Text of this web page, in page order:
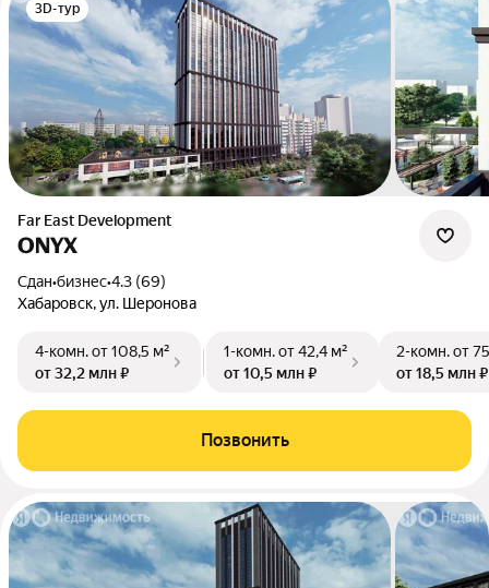
3D-тур
Far East Development
ONYX
Сдан•бизнес•4.3 (69)
Хабаровск, ул. Шеронова
4-комн.от 108,5 м²
от 32,2 млн ₽
1-комн.от 42,4 м²
от 10,5 млн ₽
2-комн.от
от 18,5 млн ₽
Позвонить